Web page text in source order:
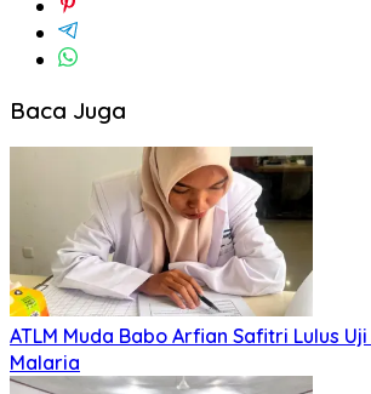
Baca Juga
ATLM Muda Babo Arfian Safitri Lulus
Malaria